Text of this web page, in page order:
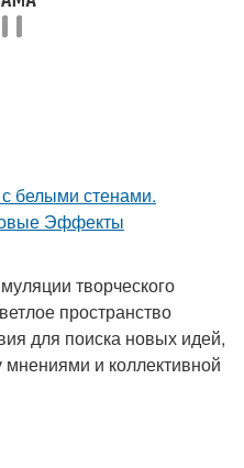
творческого
пространство
для поиска новых идей,
мнениями и коллективной